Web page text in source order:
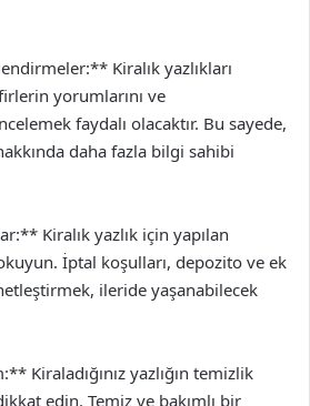
Kiralık yazlıkları
yorumlarını ve
faydalı olacaktır. Bu sayede,
daha fazla bilgi sahibi
Kiralık yazlık için yapılan
İptal koşulları, depozito ve ek
ileride yaşanabilecek
Kiraladığınız yazlığın temizlik
edin. Temiz ve bakımlı bir